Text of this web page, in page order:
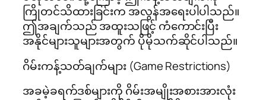
ကြိုတင်သိထားခြင်းက အလွန်အရေးပါပါသည်။
ဤအချက်သည် အထူးသဖြင့် ကံကောင်းပြီး
အနိုင်များသူများအတွက် ပိုမိုသက်ဆိုင်ပါသည်။
ဂိမ်းကန့်သတ်ချက်များ (Game Restrictions)
အခမဲ့ခရက်ဒစ်များကို ဂိမ်းအမျိုးအစားအားလုံး